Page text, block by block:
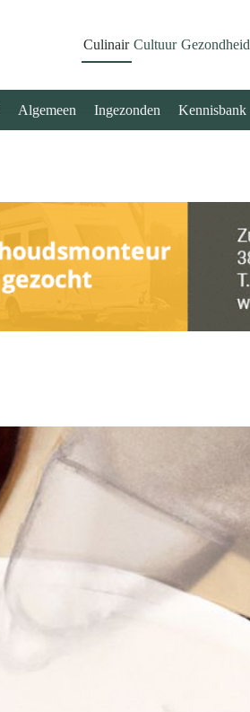
Culinair Cultuur Gezondheid
Algemeen Ingezonden Kennisbank